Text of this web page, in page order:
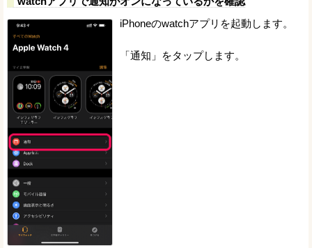
iPhoneのwatchアプリを起動します。
「通知」をタップします。